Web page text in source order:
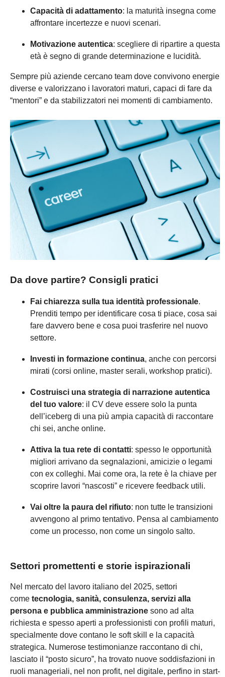
Capacità di adattamento: la maturità insegna come
affrontare incertezze e nuovi scenari.
Motivazione autentica: scegliere di ripartire a questa
età è segno di grande determinazione e lucidità.
Sempre più aziende cercano team dove convivono energie
diverse e valorizzano i lavoratori maturi, capaci di fare da
“mentori” e da stabilizzatori nei momenti di cambiamento.
Da dove partire? Consigli pratici
Fai chiarezza sulla tua identità professionale.
Prenditi tempo per identificare cosa ti piace, cosa sai
fare davvero bene e cosa puoi trasferire nel nuovo
settore.
Investi in formazione continua, anche con percorsi
mirati (corsi online, master serali, workshop pratici).
Costruisci una strategia di narrazione autentica
del tuo valore: il CV deve essere solo la punta
dell’iceberg di una più ampia capacità di raccontare
chi sei, anche online.
Attiva la tua rete di contatti: spesso le opportunità
migliori arrivano da segnalazioni, amicizie o legami
con ex colleghi. Mai come ora, la rete è la chiave per
scoprire lavori “nascosti” e ricevere feedback utili.
Vai oltre la paura del rifiuto: non tutte le transizioni
avvengono al primo tentativo. Pensa al cambiamento
come un processo, non come un singolo salto.
Settori promettenti e storie ispirazionali
Nel mercato del lavoro italiano del 2025, settori
come tecnologia, sanità, consulenza, servizi alla
persona e pubblica amministrazione sono ad alta
richiesta e spesso aperti a professionisti con profili maturi,
specialmente dove contano le soft skill e la capacità
strategica. Numerose testimonianze raccontano di chi,
lasciato il “posto sicuro”, ha trovato nuove soddisfazioni in
ruoli manageriali, nel non profit, nel digitale, perfino in start-
Vuoi ricevere tutte le
ultime news e consigli sul
mondo del lavoro?
Iscriviti Gratis ad AppLavoro e rimani aggiornato!